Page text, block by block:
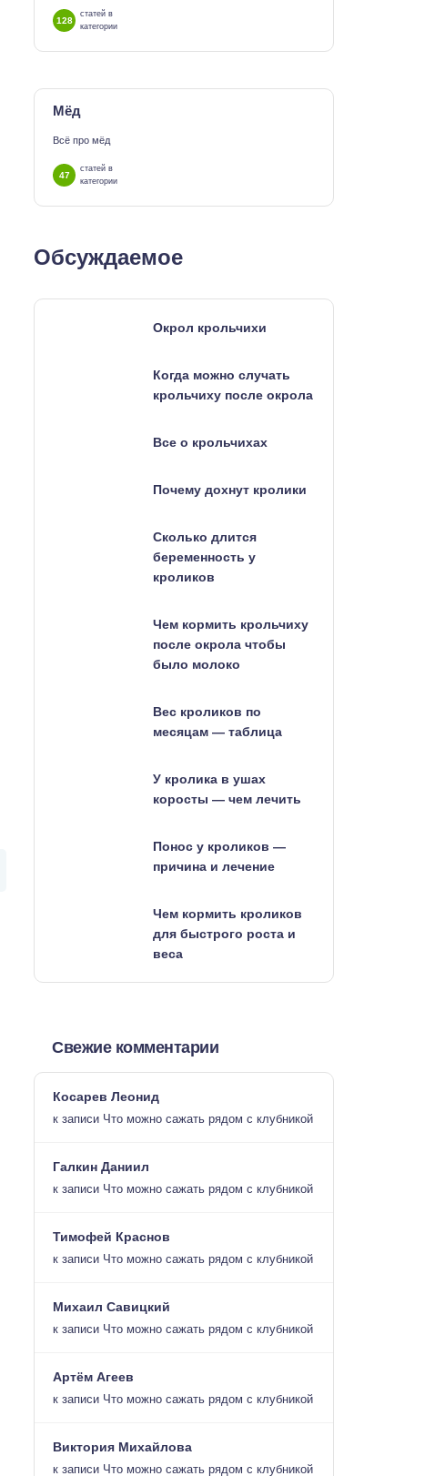
128
статей в
категории
Мёд
Всё про мёд
47
статей в
категории
Обсуждаемое
Окрол крольчихи
Когда можно случать
крольчиху после окрола
Все о крольчихах
Почему дохнут кролики
Сколько длится
беременность у
кроликов
Чем кормить крольчиху
после окрола чтобы
было молоко
Вес кроликов по
месяцам — таблица
У кролика в ушах
коросты — чем лечить
Понос у кроликов —
причина и лечение
Чем кормить кроликов
для быстрого роста и
веса
Свежие комментарии
Косарев Леонид
к записи Что можно сажать рядом с клубникой
Галкин Даниил
к записи Что можно сажать рядом с клубникой
Тимофей Краснов
к записи Что можно сажать рядом с клубникой
Михаил Савицкий
к записи Что можно сажать рядом с клубникой
Артём Агеев
к записи Что можно сажать рядом с клубникой
Виктория Михайлова
к записи Что можно сажать рядом с клубникой